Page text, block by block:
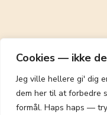
Cookies — ikke
Jeg ville hellere gi' dig
dem her til at forbedre
formål. Haps haps —